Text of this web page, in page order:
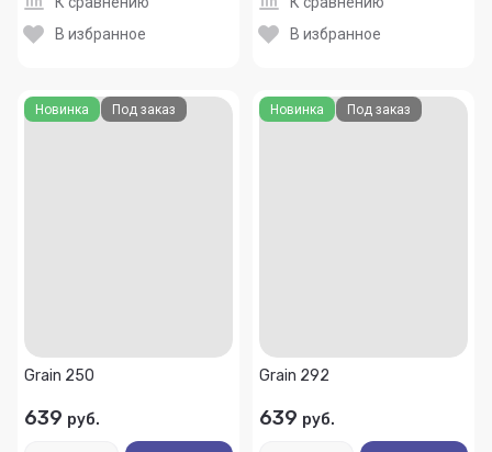
В избранное
В избранное
Новинка Под заказ
Grain 250
639 руб.
Новинка Под заказ
Grain 292
639 руб.